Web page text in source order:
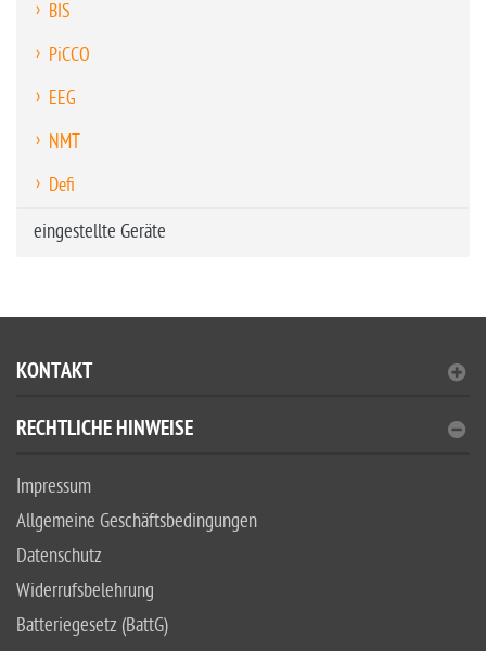
BIS
PiCCO
EEG
NMT
Defi
eingestellte Geräte
KONTAKT
RECHTLICHE HINWEISE
Impressum
Allgemeine Geschäftsbedingungen
Datenschutz
Widerrufsbelehrung
Batteriegesetz (BattG)